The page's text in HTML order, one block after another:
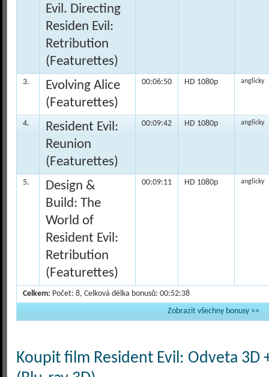
Evil. Directing
Residen Evil:
Retribution
(Featurettes)
3.
Evolving Alice
(Featurettes)
00:06:50 HD 1080p anglicky
4.
Resident Evil:
Reunion
(Featurettes)
00:09:42 HD 1080p anglicky
5.
Design &
Build: The
World of
Resident Evil:
Retribution
(Featurettes)
00:09:11 HD 1080p anglicky
Celkem: Počet: 8, Celková délka bonusů: 00:52:38
Zobrazit všechny bonusy >>
Koupit film Resident Evil: Odveta 3D